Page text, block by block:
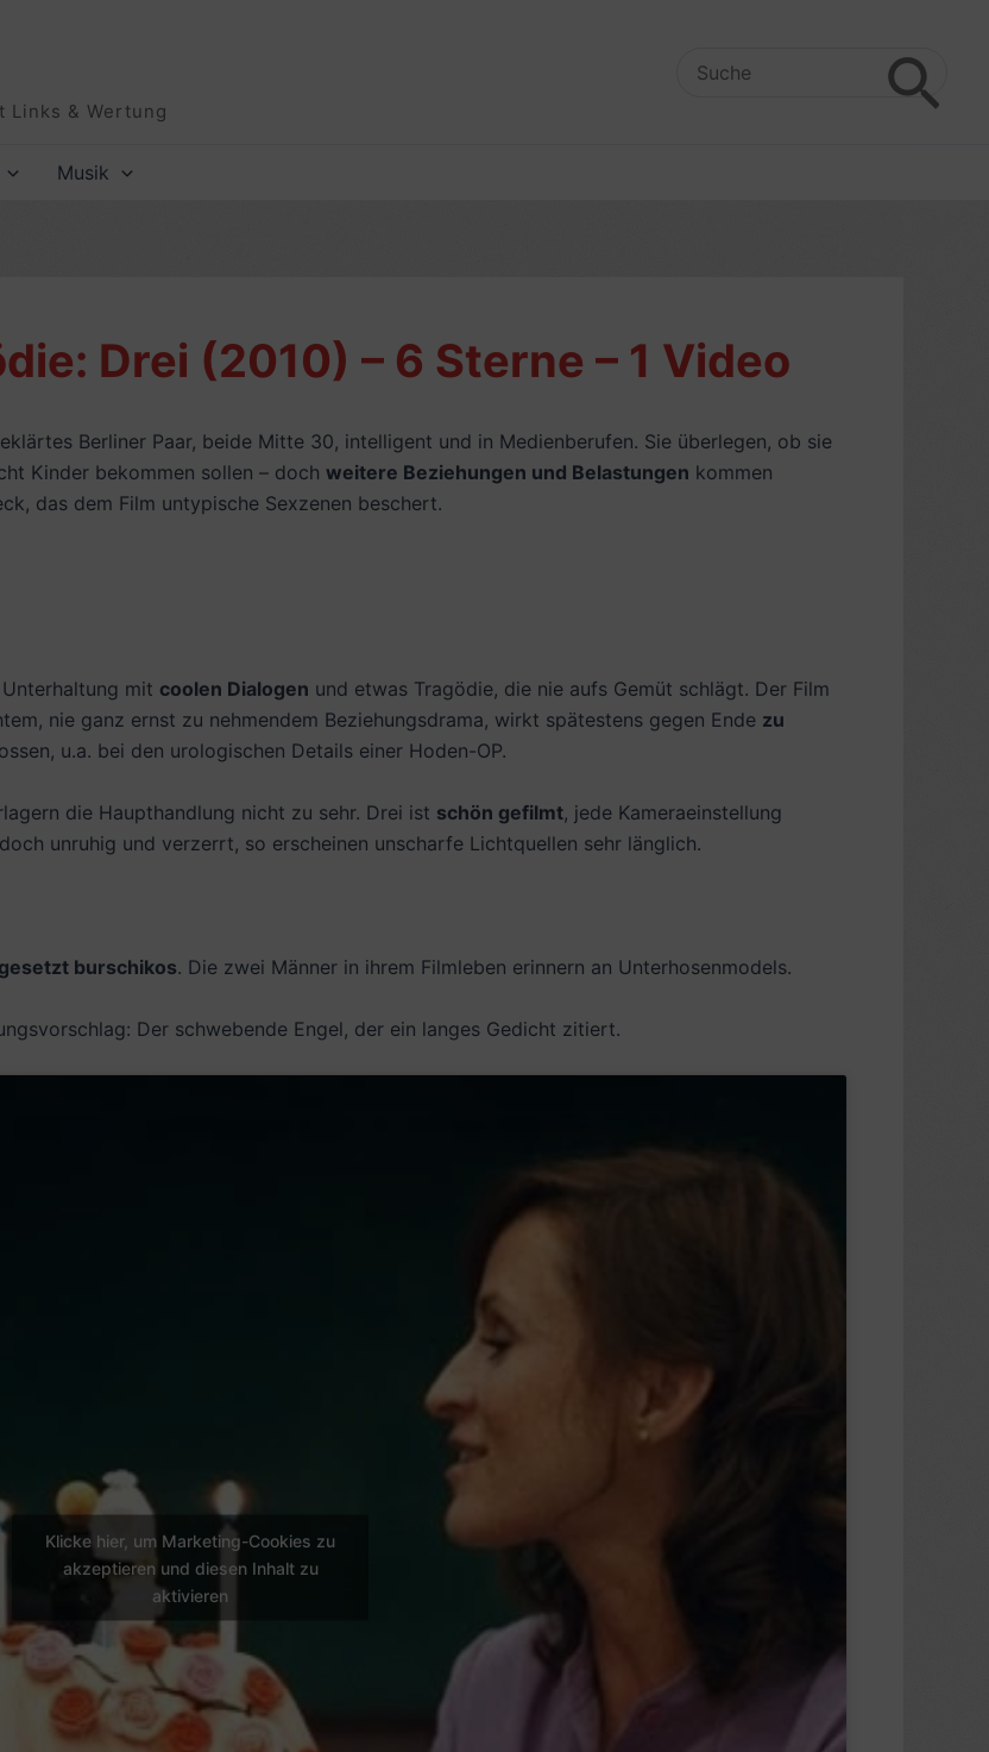
Links & Wertung
Search
Musik
Drei (2010) – 6 Sterne – 1 Video
Berliner Paar, beide Mitte 30, intelligent und in Medienberufen. Sie überlegen, ob sie
Kinder bekommen sollen – doch weitere Beziehungen und Belastungen kommen
das dem Film untypische Sexzenen beschert.
mit coolen Dialogen und etwas Tragödie, die nie aufs Gemüt schlägt. Der Film
nie ganz ernst zu nehmendem Beziehungsdrama, wirkt spätestens gegen Ende zu
u.a. bei den urologischen Details einer Hoden-OP.
die Haupthandlung nicht zu sehr. Drei ist schön gefilmt, jede Kameraeinstellung
unruhig und verzerrt, so erscheinen unscharfe Lichtquellen sehr länglich.
burschikos. Die zwei Männer in ihrem Filmleben erinnern an Unterhosenmodels.
Der schwebende Engel, der ein langes Gedicht zitiert.
Klicke hier, um Marketing-Cookies zu
akzeptieren und diesen Inhalt zu
aktivieren